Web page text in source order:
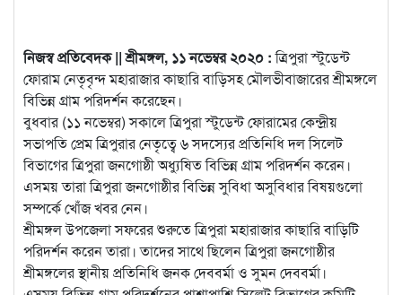
নিজস্ব প্রতিবেদক || শ্রীমঙ্গল, ১১ নভেম্বর ২০২০ :ত্রিপুরা স্টুডেন্ট
ফোরাম নেতৃবৃন্দ মহারাজার কাছারি বাড়িসহ মৌলভীবাজারের শ্রীমঙ্গলে
বিভিন্ন গ্রাম পরিদর্শন করেছেন।
বুধবার (১১ নভেম্বর) সকালে ত্রিপুরা স্টুডেন্ট ফোরামের কেন্দ্রীয়
সভাপতি প্রেম ত্রিপুরার নেতৃত্বে ৬ সদস্যের প্রতিনিধি দল সিলেট
বিভাগের ত্রিপুরা জনগোষ্ঠী অধ্যুষিত বিভিন্ন গ্রাম পরিদর্শন করেন।
এসময় তারা ত্রিপুরা জনগোষ্ঠীর বিভিন্ন সুবিধা অসুবিধার বিষয়গুলো
সম্পর্কে খোঁজ খবর নেন।
শ্রীমঙ্গল উপজেলা সফরের শুরুতে ত্রিপুরা মহারাজার কাছারি বাড়িটি
পরিদর্শন করেন তারা। তাদের সাথে ছিলেন ত্রিপুরা জনগোষ্ঠীর
শ্রীমঙ্গলের স্থানীয় প্রতিনিধি জনক দেববর্মা ও সুমন দেববর্মা।